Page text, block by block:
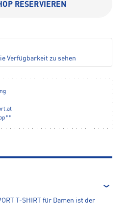
RESERVIEREN
Verfügbarkeit zu sehen
T-SHIRT für Damen ist der